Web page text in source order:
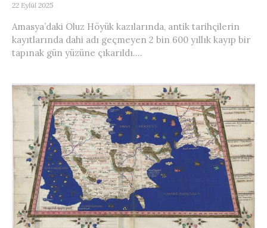
22 Eylül 2025
Amasya’daki Oluz Höyük kazılarında, antik tarihçilerin
kayıtlarında dahi adı geçmeyen 2 bin 600 yıllık kayıp bir
tapınak gün yüzüne çıkarıldı....